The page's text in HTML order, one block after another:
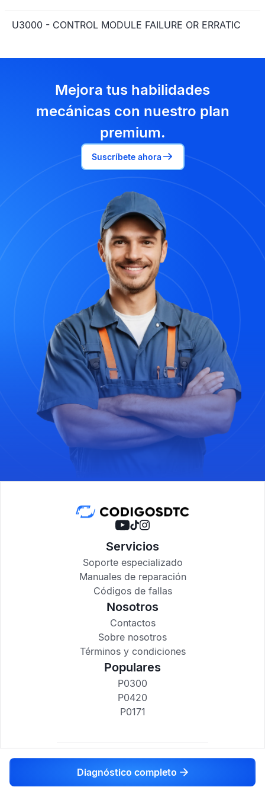
U3000 - CONTROL MODULE FAILURE OR ERRATIC
Mejora tus habilidades
mecánicas con nuestro plan
premium.
Suscríbete ahora
Diagnóstico completo
Servicios
Soporte especializado
Manuales de reparación
Códigos de fallas
Nosotros
Contactos
Sobre nosotros
Términos y condiciones
Populares
P0300
P0420
P0171
codigosdtc.com © 2017-2025